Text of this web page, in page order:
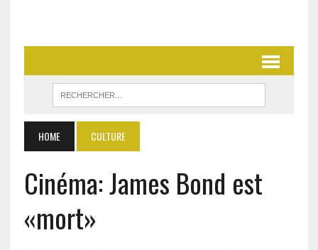
HOME CULTURE
Cinéma: James Bond est
«mort»